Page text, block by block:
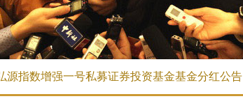
源指数增强一号私募证券投资基金基金分红公告